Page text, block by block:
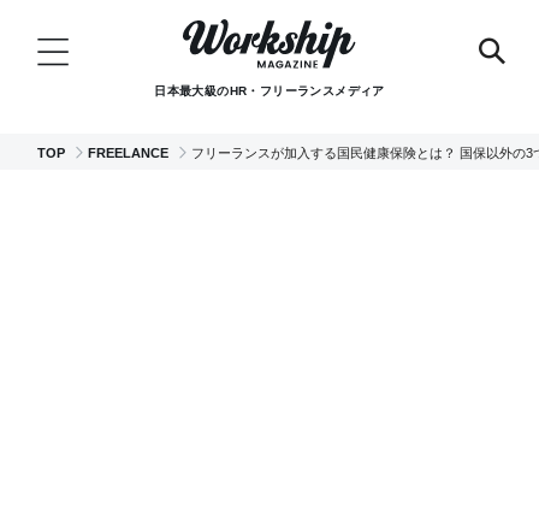
日本最大級のHR・フリーランスメディア
TOP FREELANCE フリーランスが加入する国民健康保険とは？ 国保以外の